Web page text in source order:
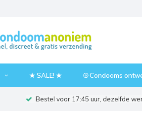
★ SALE! ★ ⦾ Condooms
Bestel voor 17:45 uur, dezelfde